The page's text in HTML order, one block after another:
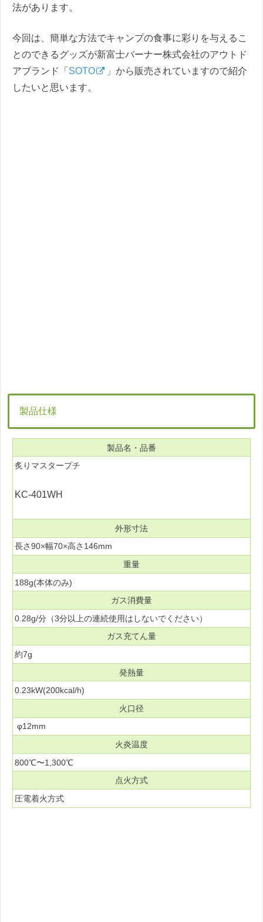
法があります。
今回は、簡単な方法でキャンプの食事に彩りを与えるこ
とのできるグッズが新富士バーナー株式会社のアウトド
アブランド「 SOTO
」から販売されていますので紹介
したいと思います。
製品仕様
製品名・品番
炙りマスタープチ
KC-401WH
外形寸法
長さ90×幅70×高さ146mm
重量
188g(本体のみ)
ガス消費量
0.28g/分（3分以上の連続使用はしないでください）
ガス充てん量
約7g
発熱量
0.23kW(200kcal/h)
火口径
φ12mm
火炎温度
800℃〜1,300℃
点火方式
圧電着火方式